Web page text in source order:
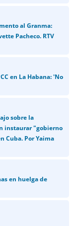
al Granma:
Pacheco. RTV
en La Habana: 'No
sobre la
instaurar "gobierno
Cuba. Por Yaima
en huelga de